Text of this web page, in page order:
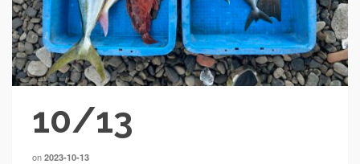
10/13
on 2023-10-13